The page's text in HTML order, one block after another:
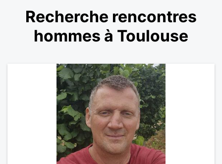
Recherche rencontres
hommes à Toulouse